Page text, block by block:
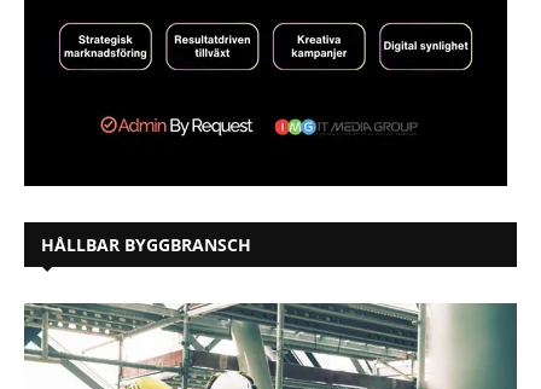
HÅLLBAR BYGGBRANSCH